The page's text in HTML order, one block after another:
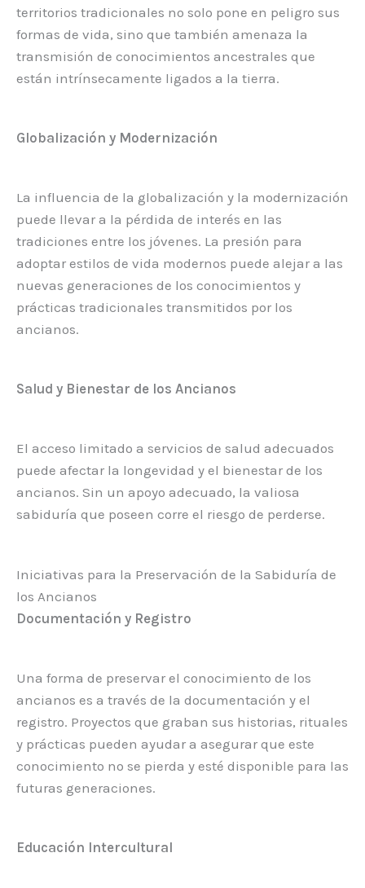
territorios tradicionales no solo pone en peligro sus
formas de vida, sino que también amenaza la
transmisión de conocimientos ancestrales que
están intrínsecamente ligados a la tierra.
Globalización y Modernización
La influencia de la globalización y la modernización
puede llevar a la pérdida de interés en las
tradiciones entre los jóvenes. La presión para
adoptar estilos de vida modernos puede alejar a las
nuevas generaciones de los conocimientos y
prácticas tradicionales transmitidos por los
ancianos.
Salud y Bienestar de los Ancianos
El acceso limitado a servicios de salud adecuados
puede afectar la longevidad y el bienestar de los
ancianos. Sin un apoyo adecuado, la valiosa
sabiduría que poseen corre el riesgo de perderse.
Iniciativas para la Preservación de la Sabiduría de
los Ancianos
Documentación y Registro
Una forma de preservar el conocimiento de los
ancianos es a través de la documentación y el
registro. Proyectos que graban sus historias, rituales
y prácticas pueden ayudar a asegurar que este
conocimiento no se pierda y esté disponible para las
futuras generaciones.
Educación Intercultural